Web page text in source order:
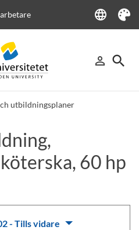
language
Language
Tema
person_outline
Logga in
search
Sök
utbildningsplaner
Välkomstbrev
Personal
60 hp
- Tills vidare